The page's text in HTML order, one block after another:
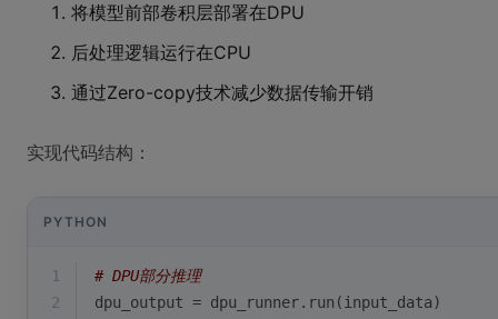
将模型前部卷积层部署在DPU
后处理逻辑运行在CPU
通过Zero-copy技术减少数据传输开销
实现代码结构：
PYTHON
1
# DPU部分推理
2
dpu_output = dpu_runner.run(input_data)